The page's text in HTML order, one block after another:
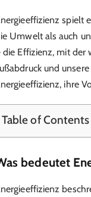
spielt
Umwelt als auch
die Effizienz, mit der
und
ihre
Table of Contents
bedeutet